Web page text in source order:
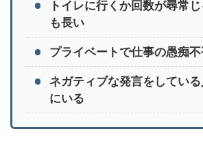
トイレに行くか回数が尋常
も長い
プライベートで仕事の愚痴
ネガティブな発言をしてい
にいる